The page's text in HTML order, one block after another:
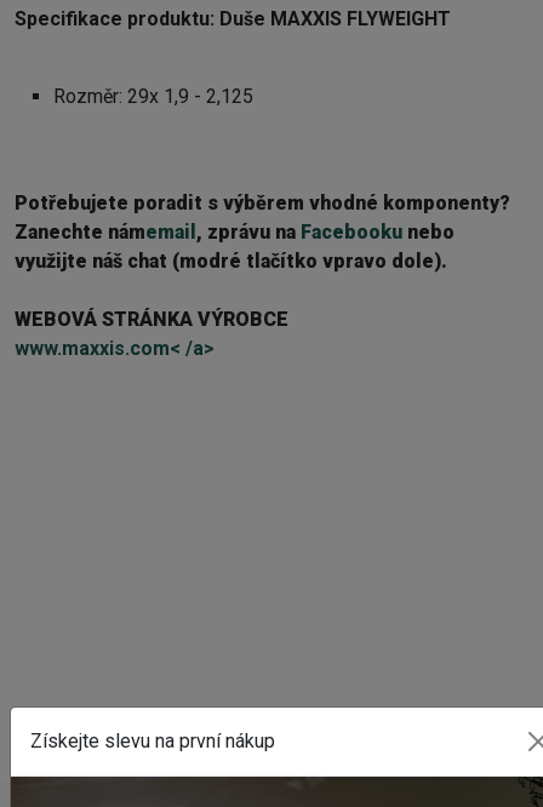
Specifikace produktu: Duše MAXXIS FLYWEIGHT
Rozměr: 29x 1,9 - 2,125
Potřebujete poradit s výběrem vhodné komponenty?
Zanechte námemail , zprávu na Facebooku nebo
využijte náš chat (modré tlačítko vpravo dole).
WEBOVÁ STRÁNKA VÝROBCE
www.maxxis.com< /a>
Získejte slevu na první nákup